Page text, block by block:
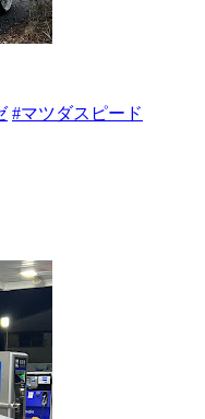
#マツダスピード